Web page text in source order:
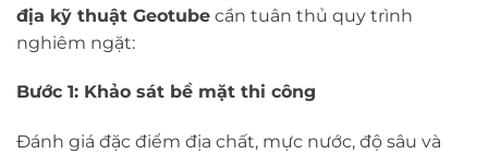
địa kỹ thuật Geotube cần tuân thủ quy trình
nghiêm ngặt:
Bước 1: Khảo sát bề mặt thi công
Đánh giá đặc điểm địa chất, mực nước, độ sâu và